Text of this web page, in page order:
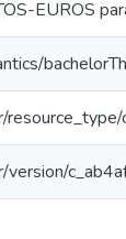
EUROS
version/